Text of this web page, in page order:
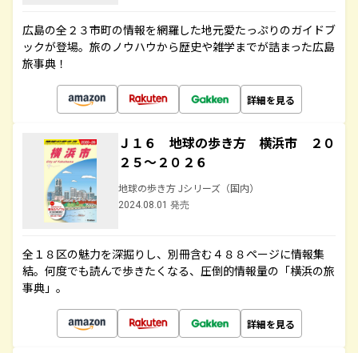
広島の全２３市町の情報を網羅した地元愛たっぷりのガイドブ
ックが登場。旅のノウハウから歴史や雑学までが詰まった広島
旅事典！
詳細を見る
Ｊ１６ 地球の歩き方 横浜市 ２０
２５～２０２６
地球の歩き方 Jシリーズ（国内）
2024.08.01 発売
全１８区の魅力を深掘りし、別冊含む４８８ページに情報集
結。何度でも読んで歩きたくなる、圧倒的情報量の「横浜の旅
事典」。
詳細を見る